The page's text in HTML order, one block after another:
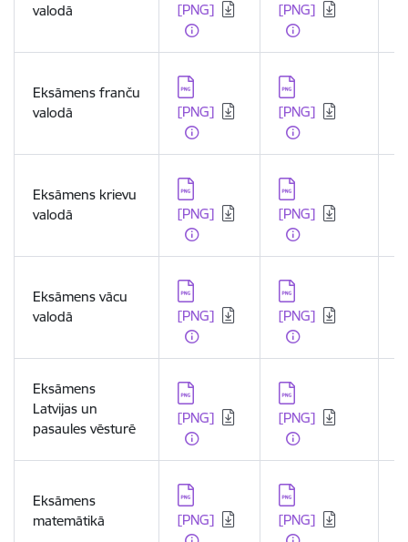
valodā
[PNG]
[PNG]
Eksāmens franču
valodā
Lejupielādēt:
[PNG]
Lejupielādēt:
[PNG]
Eksāmens krievu
valodā
Lejupielādēt:
[PNG]
Lejupielādēt:
[PNG]
Eksāmens vācu
valodā
Lejupielādēt:
[PNG]
Lejupielādēt:
[PNG]
Eksāmens
Latvijas un
pasaules vēsturē
Lejupielādēt:
[PNG]
Lejupielādēt:
[PNG]
Eksāmens
matemātikā
Lejupielādēt:
[PNG]
Lejupielādēt:
[PNG]